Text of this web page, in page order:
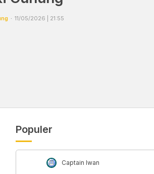
11/05/2026 | 21:55
Populer
Captain Iwan